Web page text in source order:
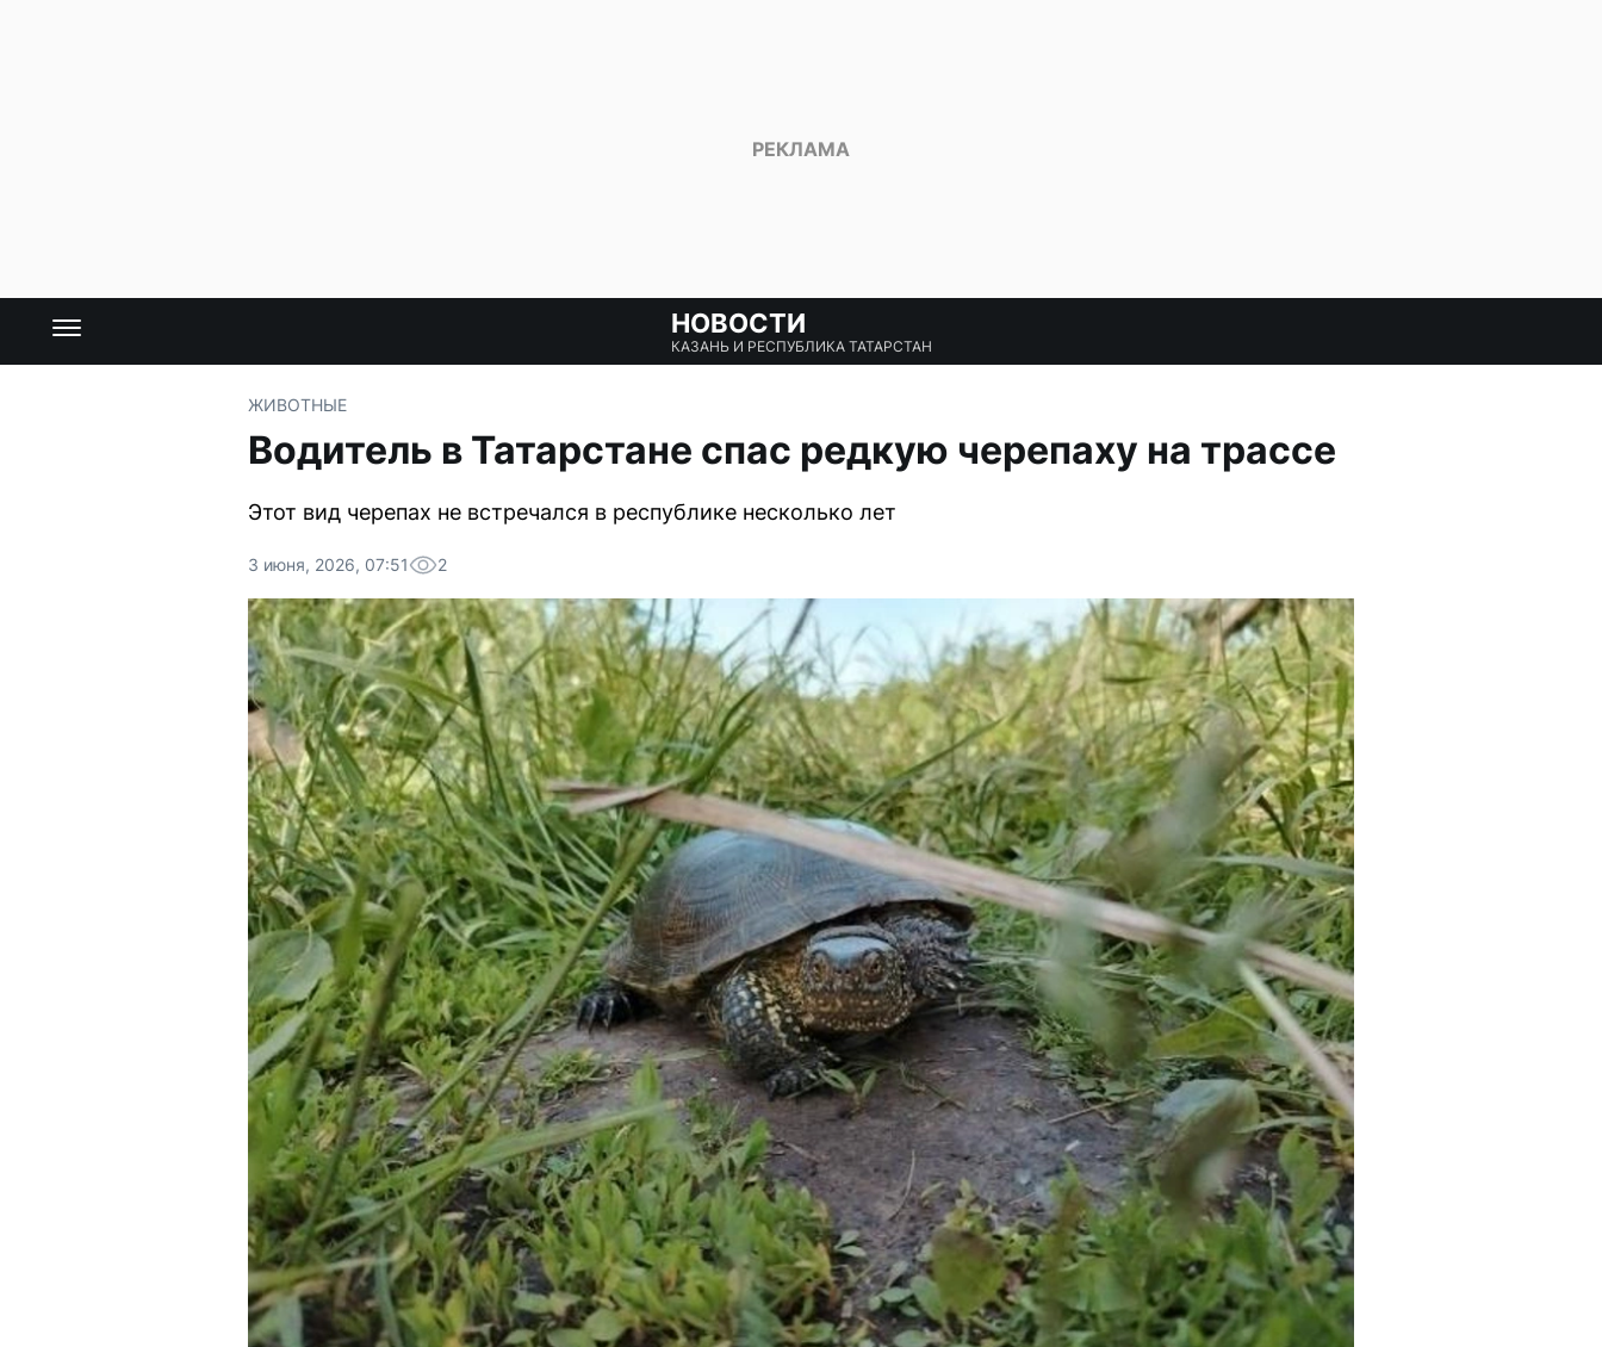
НОВОСТИ
КАЗАНЬ И РЕСПУБЛИКА ТАТАРСТАН
ЖИВОТНЫЕ
Водитель в Татарстане спас редкую черепаху на трассе
Этот вид черепах не встречался в республике несколько лет
3 июня, 2026, 07:51 2